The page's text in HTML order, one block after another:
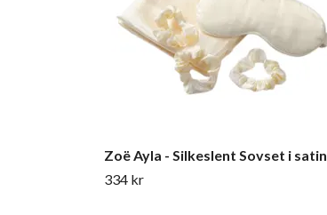
Zoë Ayla - Silkeslent Sovset i satin
334 kr